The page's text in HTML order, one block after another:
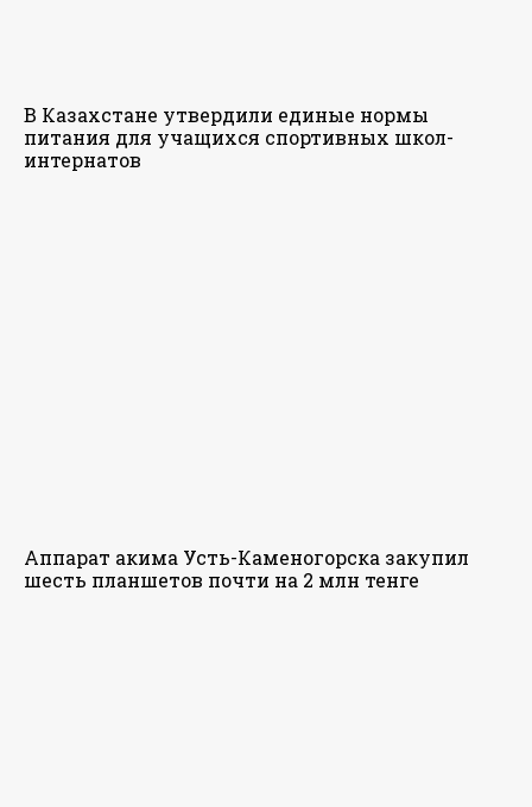
В Казахстане утвердили единые нормы
питания для учащихся спортивных школ-
интернатов
Аппарат акима Усть-Каменогорска закупил
шесть планшетов почти на 2 млн тенге